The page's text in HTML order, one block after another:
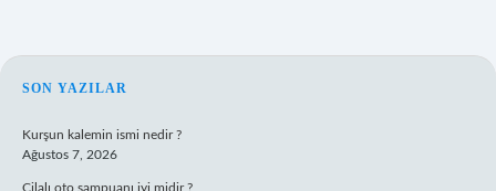
SIDEBAR
SON YAZILAR
Kurşun kalemin ismi nedir ?
Ağustos 7, 2026
Cilalı oto şampuanı iyi midir ?